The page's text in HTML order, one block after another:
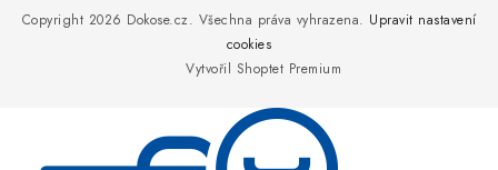
Vytvořil Shoptet Premium
Copyright 2026 Dokose.cz. Všechna práva vyhrazena. Upravit nastavení
cookies